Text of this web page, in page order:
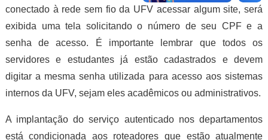
conectado à rede sem fio da UFV acessar algum site, será
exibida uma tela solicitando o número de seu CPF e a
senha de acesso. É importante lembrar que todos os
servidores e estudantes já estão cadastrados e devem
digitar a mesma senha utilizada para acesso aos sistemas
internos da UFV, sejam eles acadêmicos ou administrativos.
A implantação do serviço autenticado nos departamentos
está condicionada aos roteadores que estão atualmente